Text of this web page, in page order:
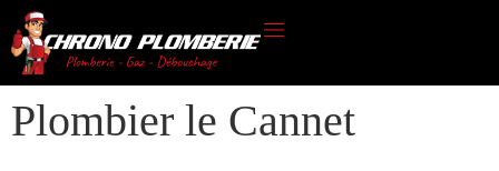
Plombier le Cannet